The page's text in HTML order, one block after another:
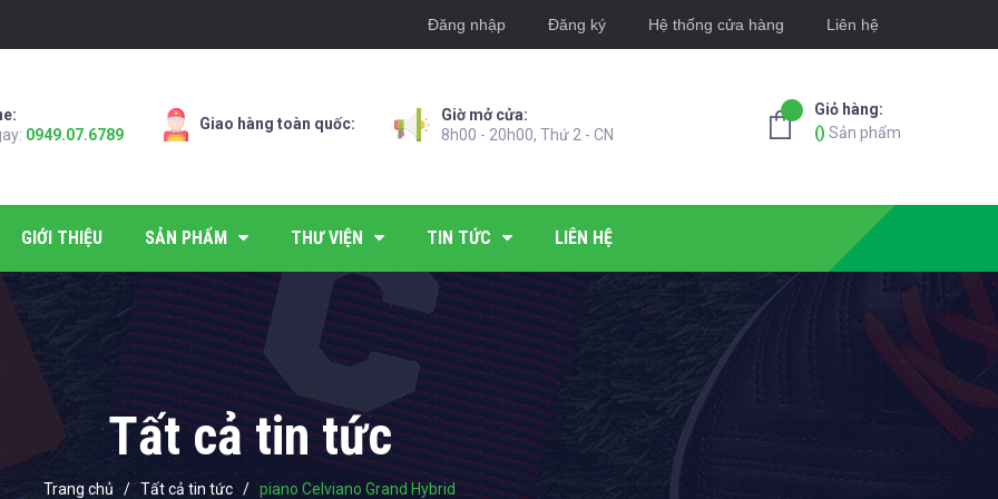
Đăng nhập Đăng ký Hệ thống cửa hàng Liên hệ
0949.07.6789
Giao hàng toàn quốc:
Giờ mở cửa:
8h00 - 20h00, Thứ 2 - CN
Giỏ hàng:
() Sản phẩm
GIỚI THIỆU SẢN PHẨM THƯ VIỆN TIN TỨC LIÊN HỆ
Tất cả tin tức
Trang chủ / Tất cả tin tức / piano Celviano Grand Hybrid